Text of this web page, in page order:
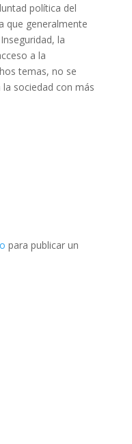
política del
que generalmente
la
a la
temas, no se
sociedad con más
para publicar un